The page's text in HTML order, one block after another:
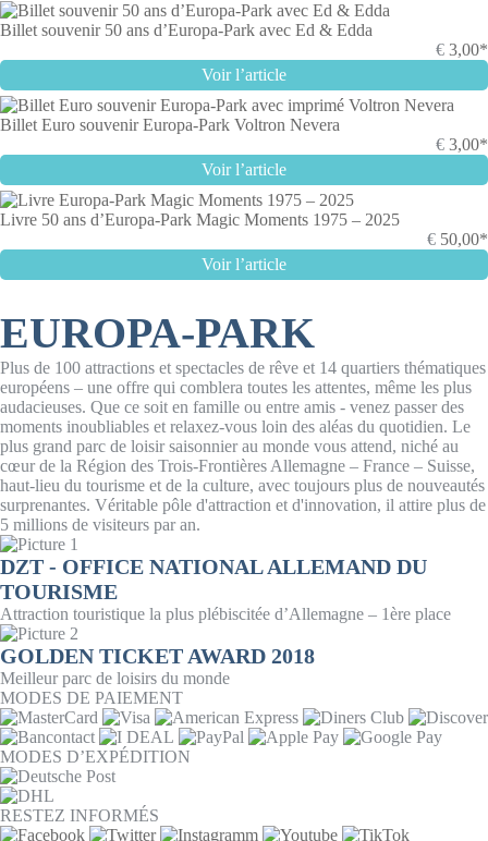
Billet souvenir 50 ans d’Europa-Park avec Ed & Edda
€ 3,00*
Voir l’article
Billet Euro souvenir Europa-Park Voltron Nevera
€ 3,00*
Voir l’article
Livre 50 ans d’Europa-Park Magic Moments 1975 – 2025
€ 50,00*
Voir l’article
EUROPA-PARK
Plus de 100 attractions et spectacles de rêve et 14 quartiers thématiques
européens – une offre qui comblera toutes les attentes, même les plus
audacieuses. Que ce soit en famille ou entre amis - venez passer des
moments inoubliables et relaxez-vous loin des aléas du quotidien. Le
plus grand parc de loisir saisonnier au monde vous attend, niché au
cœur de la Région des Trois-Frontières Allemagne – France – Suisse,
haut-lieu du tourisme et de la culture, avec toujours plus de nouveautés
surprenantes. Véritable pôle d'attraction et d'innovation, il attire plus de
5 millions de visiteurs par an.
DZT - OFFICE NATIONAL ALLEMAND DU
TOURISME
Attraction touristique la plus plébiscitée d’Allemagne – 1ère place
GOLDEN TICKET AWARD 2018
Meilleur parc de loisirs du monde
MODES DE PAIEMENT
MODES D’EXPÉDITION
RESTEZ INFORMÉS